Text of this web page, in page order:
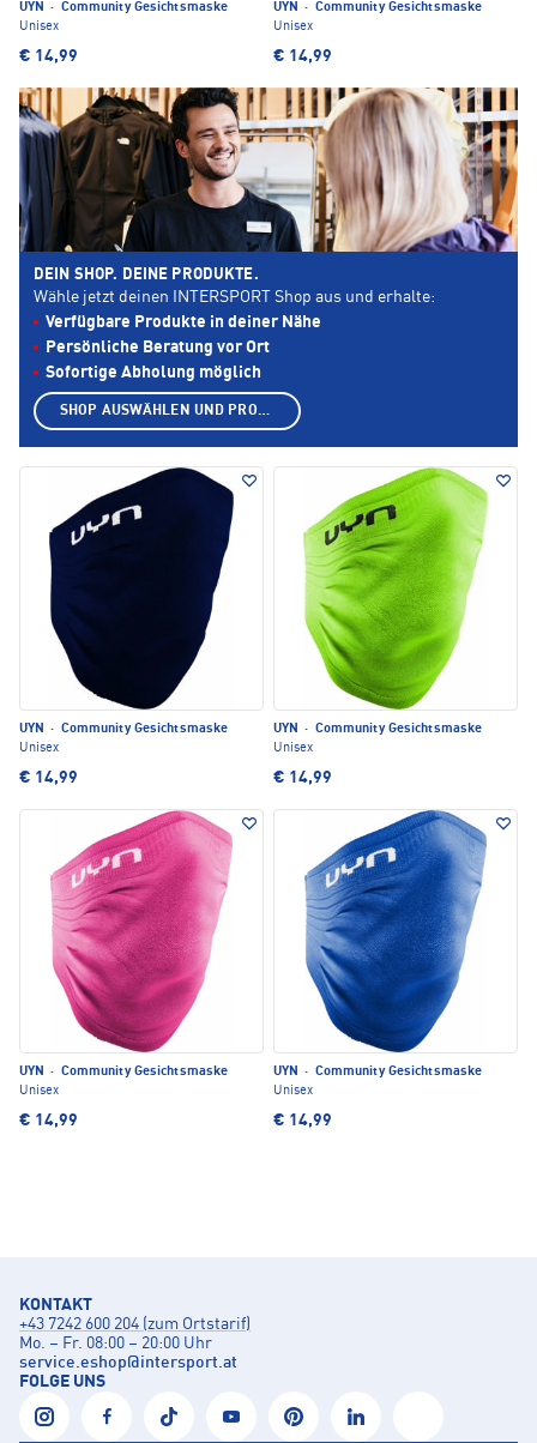
UYN · Community Gesichtsmaske
Unisex
€ 14,99
UYN · Community Gesichtsmaske
Unisex
€ 14,99
UYN · Community Gesichtsmaske
Unisex
€ 14,99
UYN · Community Gesichtsmaske
Unisex
€ 14,99
UYN · Community Gesichtsmaske
Unisex
€ 14,99
UYN · Community Gesichtsmaske
Unisex
€ 14,99
DEIN SHOP. DEINE PRODUKTE.
Wähle jetzt deinen INTERSPORT Shop aus und erhalte:
Verfügbare Produkte in deiner Nähe
Persönliche Beratung vor Ort
Sofortige Abholung möglich
SHOP AUSWÄHLEN UND PRODUKTE ANZEIGEN
KONTAKT
+43 7242 600 204 (zum Ortstarif)
Mo. – Fr. 08:00 – 20:00 Uhr
service.eshop@intersport.at
FOLGE UNS